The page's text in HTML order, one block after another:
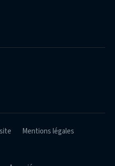
Mentions légales